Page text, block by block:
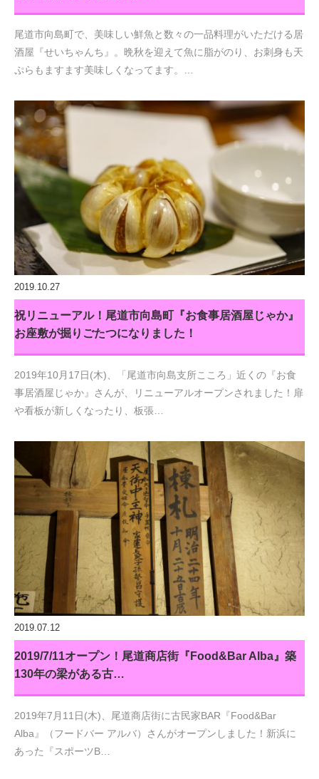
尾道市向島町で、美味しい鮮魚と数々の一品料理がいただける居
酒屋『せいちゃんち』。晩秋を迎えて魚に脂がのり、お刺身も天
ぷらもますます美味しくなってます。…
2019.10.27
祝リニューアル！尾道市向島町『お食事居酒屋じゃか』
お座敷が掘りごたつになりました！
2019年10月17日(木)、「尾道市向島支所こころ」近くの『お食
事居酒屋じゃか』さんが、リニューアルオープンされました！扉
や看板が新しくなったり、板張…
2019.07.12
2019/7/11オープン！尾道商店街『Food&Bar Alba』築
130年の梁がある古…
2019年7月11日(木)、尾道商店街に古民家BAR『Food&Bar
Alba』（フードバー アルバ）さんがオープンしました！新浜に
あった『スポーツB…